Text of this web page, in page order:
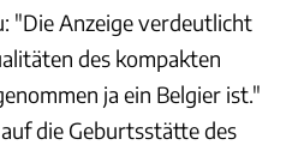
"Die Anzeige verdeutlicht
des kompakten
ja ein Belgier ist."
die Geburtsstätte des